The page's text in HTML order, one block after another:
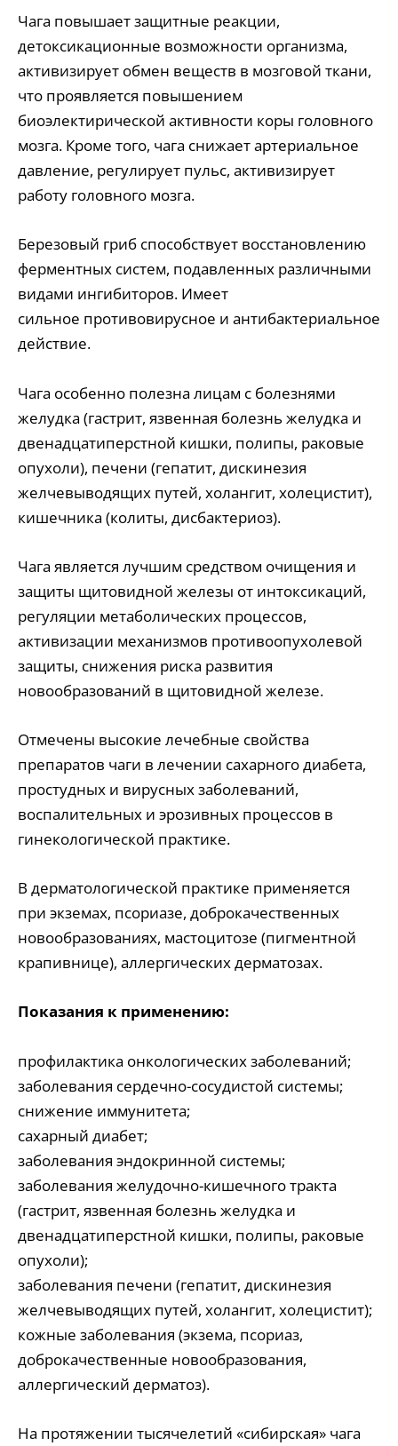
Чага повышает защитные реакции,
детоксикационные возможности организма,
активизирует обмен веществ в мозговой ткани,
что проявляется повышением
биоэлектирической активности коры головного
мозга. Кроме того, чага снижает артериальное
давление, регулирует пульс, активизирует
работу головного мозга.
Березовый гриб способствует восстановлению
ферментных систем, подавленных различными
видами ингибиторов. Имеет
сильное противовирусное и антибактериальное
действие.
Чага особенно полезна лицам с болезнями
желудка (гастрит, язвенная болезнь желудка и
двенадцатиперстной кишки, полипы, раковые
опухоли), печени (гепатит, дискинезия
желчевыводящих путей, холангит, холецистит),
кишечника (колиты, дисбактериоз).
Чага является лучшим средством очищения и
защиты щитовидной железы от интоксикаций,
регуляции метаболических процессов,
активизации механизмов противоопухолевой
защиты, снижения риска развития
новообразований в щитовидной железе.
Отмечены высокие лечебные свойства
препаратов чаги в лечении сахарного диабета,
простудных и вирусных заболеваний,
воспалительных и эрозивных процессов в
гинекологической практике.
В дерматологической практике применяется
при экземах, псориазе, доброкачественных
новообразованиях, мастоцитозе (пигментной
крапивнице), аллергических дерматозах.
Показания к применению:
профилактика онкологических заболеваний;
заболевания сердечно-сосудистой системы;
снижение иммунитета;
сахарный диабет;
заболевания эндокринной системы;
заболевания желудочно-кишечного тракта
(гастрит, язвенная болезнь желудка и
двенадцатиперстной кишки, полипы, раковые
опухоли);
заболевания печени (гепатит, дискинезия
желчевыводящих путей, холангит, холецистит);
кожные заболевания (экзема, псориаз,
доброкачественные новообразования,
аллергический дерматоз).
На протяжении тысячелетий «сибирская» чага